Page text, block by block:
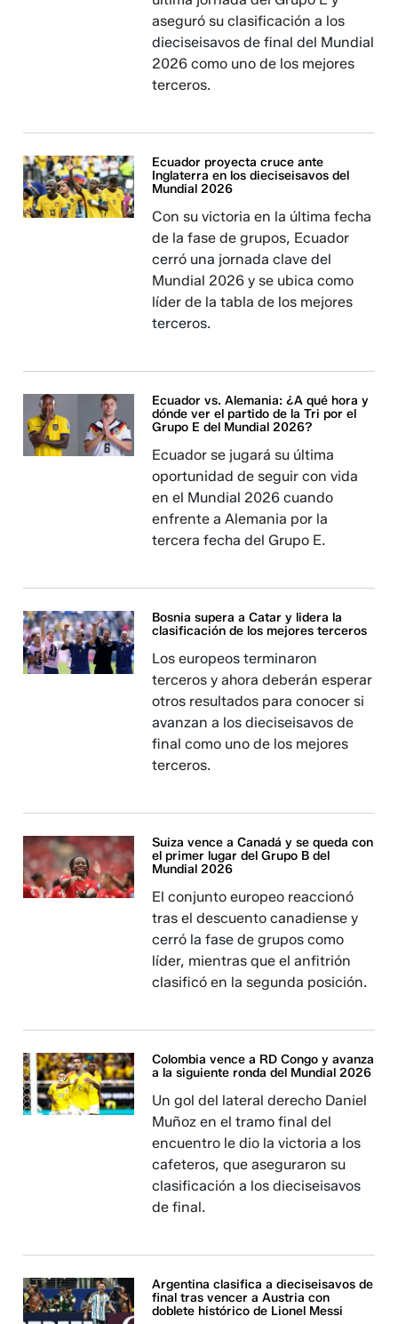
aseguró su clasificación a los
dieciseisavos de final del Mundial
2026 como uno de los mejores
terceros.
Ecuador proyecta cruce ante
Inglaterra en los dieciseisavos del
Mundial 2026
Con su victoria en la última fecha
de la fase de grupos, Ecuador
cerró una jornada clave del
Mundial 2026 y se ubica como
líder de la tabla de los mejores
terceros.
Ecuador vs. Alemania: ¿A qué hora y
dónde ver el partido de la Tri por el
Grupo E del Mundial 2026?
Ecuador se jugará su última
oportunidad de seguir con vida
en el Mundial 2026 cuando
enfrente a Alemania por la
tercera fecha del Grupo E.
Bosnia supera a Catar y lidera la
clasificación de los mejores terceros
Los europeos terminaron
terceros y ahora deberán esperar
otros resultados para conocer si
avanzan a los dieciseisavos de
final como uno de los mejores
terceros.
Suiza vence a Canadá y se queda con
el primer lugar del Grupo B del
Mundial 2026
El conjunto europeo reaccionó
tras el descuento canadiense y
cerró la fase de grupos como
líder, mientras que el anfitrión
clasificó en la segunda posición.
Colombia vence a RD Congo y avanza
a la siguiente ronda del Mundial 2026
Un gol del lateral derecho Daniel
Muñoz en el tramo final del
encuentro le dio la victoria a los
cafeteros, que aseguraron su
clasificación a los dieciseisavos
de final.
Argentina clasifica a dieciseisavos de
final tras vencer a Austria con
doblete histórico de Lionel Messi